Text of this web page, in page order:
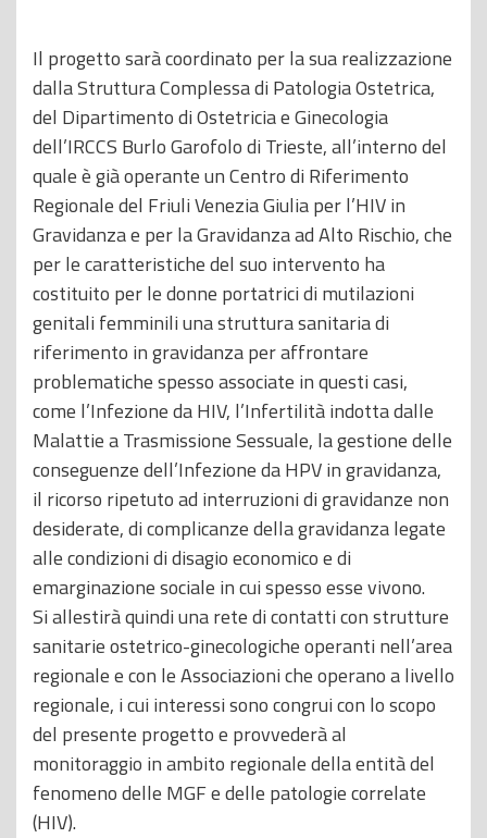
Il progetto sarà coordinato per la sua realizzazione
dalla Struttura Complessa di Patologia Ostetrica,
del Dipartimento di Ostetricia e Ginecologia
dell’IRCCS Burlo Garofolo di Trieste, all’interno del
quale è già operante un Centro di Riferimento
Regionale del Friuli Venezia Giulia per l’HIV in
Gravidanza e per la Gravidanza ad Alto Rischio, che
per le caratteristiche del suo intervento ha
costituito per le donne portatrici di mutilazioni
genitali femminili una struttura sanitaria di
riferimento in gravidanza per affrontare
problematiche spesso associate in questi casi,
come l’Infezione da HIV, l’Infertilità indotta dalle
Malattie a Trasmissione Sessuale, la gestione delle
conseguenze dell’Infezione da HPV in gravidanza,
il ricorso ripetuto ad interruzioni di gravidanze non
desiderate, di complicanze della gravidanza legate
alle condizioni di disagio economico e di
emarginazione sociale in cui spesso esse vivono.
Si allestirà quindi una rete di contatti con strutture
sanitarie ostetrico-ginecologiche operanti nell’area
regionale e con le Associazioni che operano a livello
regionale, i cui interessi sono congrui con lo scopo
del presente progetto e provvederà al
monitoraggio in ambito regionale della entità del
fenomeno delle MGF e delle patologie correlate
(HIV).